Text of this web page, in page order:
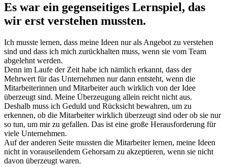
Es war ein gegenseitiges Lernspiel, das
wir erst verstehen mussten.
Ich musste lernen, dass meine Ideen nur als Angebot zu verstehen
sind und dass ich mich zurückhalten muss, wenn sie vom Team
abgelehnt werden.
Denn im Laufe der Zeit habe ich nämlich erkannt, dass der
Mehrwert für das Unternehmen nur dann entsteht, wenn die
Mitarbeiterinnen und Mitarbeiter auch wirklich von der Idee
überzeugt sind. Meine Überzeugung allein reicht nicht aus.
Deshalb muss ich Geduld und Rücksicht bewahren, um zu
erkennen, ob die Mitarbeiter wirklich überzeugt sind oder ob sie nur
so tun, um mir zu gefallen. Das ist eine große Herausforderung für
viele Unternehmen.
Auf der anderen Seite mussten die Mitarbeiter lernen, meine Ideen
nicht in vorauseilendem Gehorsam zu akzeptieren, wenn sie nicht
davon überzeugt waren.